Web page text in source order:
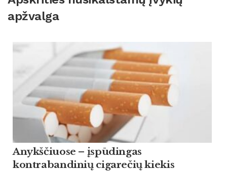
apžvalga
Anykščiuose – įspūdingas
kontrabandinių cigarečių kiekis